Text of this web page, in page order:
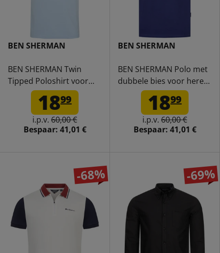
BEN SHERMAN
BEN SHERMAN Twin
Tipped Poloshirt voor
heren 0076270-ICEBLUE
1899
i.p.v. 60,00 €
Bespaar: 41,01 €
BEN SHERMAN
BEN SHERMAN Polo met
dubbele bies voor heren
0076270-
TWILIGHTDENIM
1899
i.p.v. 60,00 €
Bespaar: 41,01 €
-68% -69%